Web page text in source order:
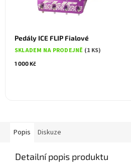
Pedály ICE FLIP Fialové
SKLADEM NA PRODEJNĚ (1 KS)
1 000 Kč
Popis Diskuze
Detailní popis produktu